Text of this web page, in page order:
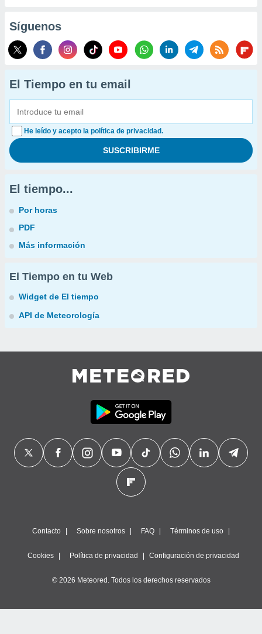
Síguenos
El Tiempo en tu email
He leído y acepto la política de privacidad.
El tiempo...
Por horas
PDF
Más información
El Tiempo en tu Web
Widget de El tiempo
API de Meteorología
Contacto Sobre nosotros FAQ Términos de uso
Cookies Política de privacidad Configuración de privacidad
© 2026 Meteored. Todos los derechos reservados